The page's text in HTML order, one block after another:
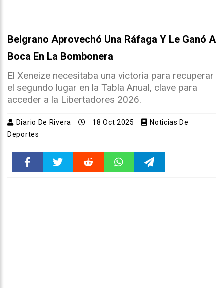
Belgrano Aprovechó Una Ráfaga Y Le Ganó A
Boca En La Bombonera
El Xeneize necesitaba una victoria para recuperar
el segundo lugar en la Tabla Anual, clave para
acceder a la Libertadores 2026.
Diario De Rivera 18 Oct 2025
Noticias De
Deportes